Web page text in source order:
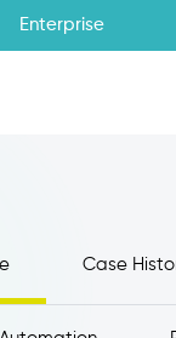
Enterprise
Case